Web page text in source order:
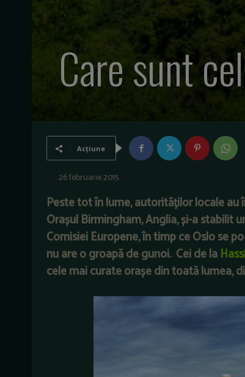
Care sunt
Acțiune
26 februarie 2015
Peste tot în lume, autorităților locale
OrașulBirmingham,Anglia, și-a stabilit
Comisiei Europene, în timp ce Oslo se
nu are o groapă de gunoi. Cei de la
cele mai curate orașe din toată lumea,